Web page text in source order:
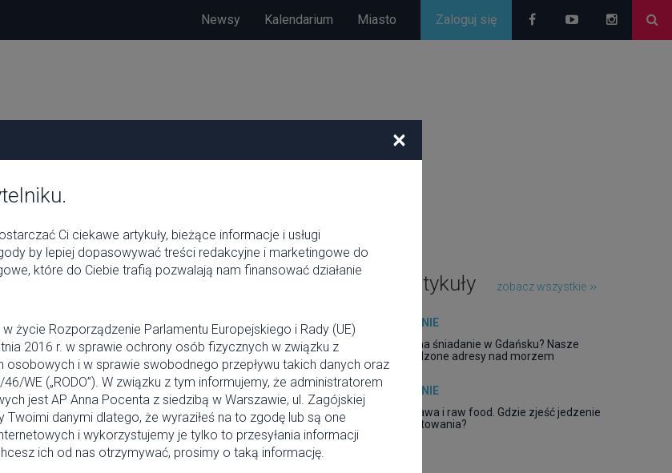
Newsy Kalendarium Miasto Zaloguj się
Popularne artykuły zobacz wszystkie
JEDZENIE
Gdzie na śniadanie w Gdańsku? Nasze
sprawdzone adresy nad morzem
JEDZENIE
Warszawa i raw food. Gdzie zjeść jedzenie
bez gotowania?
×
Ci ciekawe artykuły, bieżące informacje i usługi
by lepiej dopasowywać treści redakcyjne i marketingowe do
które do Ciebie trafią pozwalają nam finansować działanie
życie Rozporządzenie Parlamentu Europejskiego i Rady (UE)
2016 r. w sprawie ochrony osób fizycznych w związku z
osobowych i w sprawie swobodnego przepływu takich danych oraz
WE („RODO”). W związku z tym informujemy, że administratorem
jest AP Anna Pocenta z siedzibą w Warszawie, ul. Zagójskiej
Twoimi danymi dlatego, że wyraziłeś na to zgodę lub są one
i wykorzystujemy je tylko to przesyłania informacji
ich od nas otrzymywać, prosimy o taką informację.